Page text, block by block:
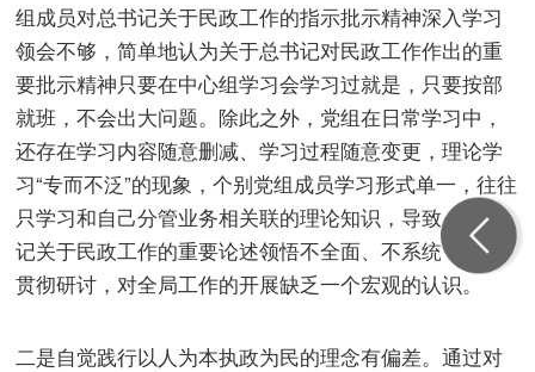
组成员对总书记关于民政工作的指示批示精神深入学习
领会不够，简单地认为关于总书记对民政工作作出的重
要批示精神只要在中心组学习会学习过就是，只要按部
就班，不会出大问题。除此之外，党组在日常学习中，
还存在学习内容随意删减、学习过程随意变更，理论学
习“专而不泛”的现象，个别党组成员学习形式单一，往往
只学习和自己分管业务相关联的理论知识，导致对总书
记关于民政工作的重要论述领悟不全面、不系统，缺乏
贯彻研讨，对全局工作的开展缺乏一个宏观的认识。
二是自觉践行以人为本执政为民的理念有偏差。通过对